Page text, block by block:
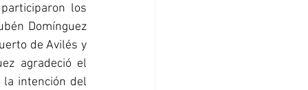
los
Domínguez
de Avilés y
agradeció el
la intención del